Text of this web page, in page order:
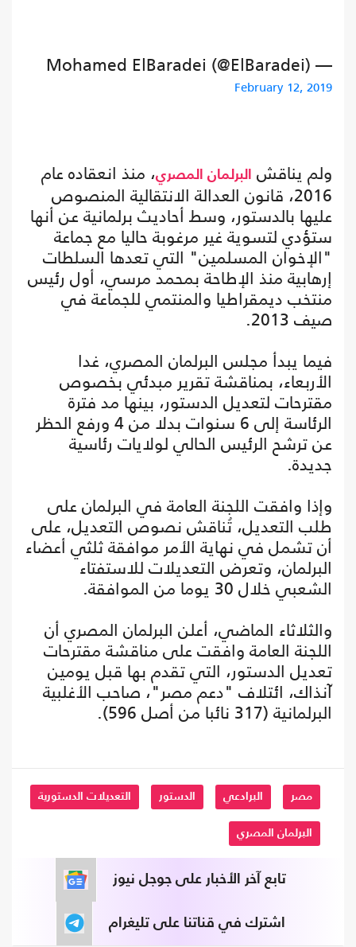
— Mohamed ElBaradei (@ElBaradei)
February 12, 2019
ولم يناقش البرلمان المصري، منذ انعقاده عام
2016، قانون العدالة الانتقالية المنصوص
عليها بالدستور، وسط أحاديث برلمانية عن أنها
ستؤدي لتسوية غير مرغوبة حاليا مع جماعة
"الإخوان المسلمين" التي تعدها السلطات
إرهابية منذ الإطاحة بمحمد مرسي، أول رئيس
منتخب ديمقراطيا والمنتمي للجماعة في
صيف 2013.‎
فيما يبدأ مجلس البرلمان المصري، غدا
الأربعاء، بمناقشة تقرير مبدئي بخصوص
مقترحات لتعديل الدستور، بينها مد فترة
الرئاسة إلى 6 سنوات بدلا من 4 ورفع الحظر
عن ترشح الرئيس الحالي لولايات رئاسية
جديدة.
وإذا وافقت اللجنة العامة في البرلمان على
طلب التعديل، تُناقش نصوص التعديل، على
أن تشمل في نهاية الأمر موافقة ثلثي أعضاء
البرلمان، وتعرض التعديلات للاستفتاء
الشعبي خلال 30 يوما من الموافقة.
والثلاثاء الماضي، أعلن البرلمان المصري أن
اللجنة العامة وافقت على مناقشة مقترحات
تعديل الدستور، التي تقدم بها قبل يومين
آنذاك، ائتلاف "دعم مصر"، صاحب الأغلبية
البرلمانية (317 نائبا من أصل 596).
مصر البرادعي الدستور التعديلات الدستورية
البرلمان المصري
تابع آخر الأخبار على جوجل نيوز
اشترك في قناتنا على تليغرام